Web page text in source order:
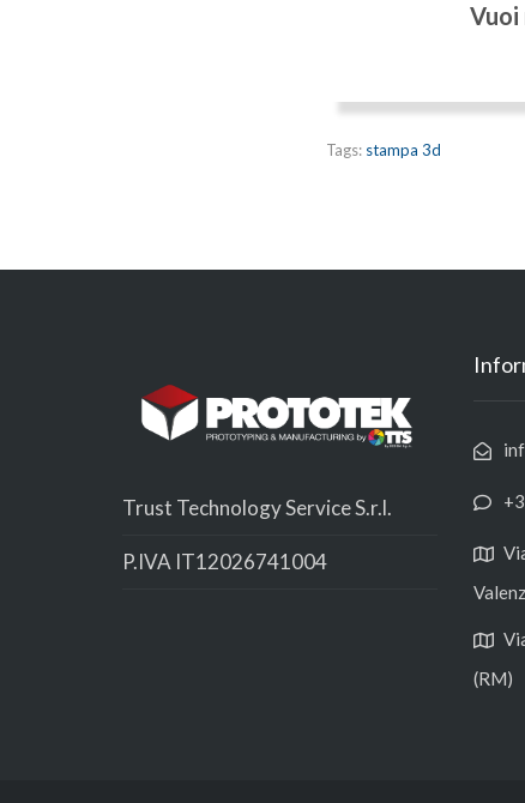
Vuoi
Tags: stampa 3d
Trust Technology Service S.r.l.
P.IVA IT12026741004
(RM)